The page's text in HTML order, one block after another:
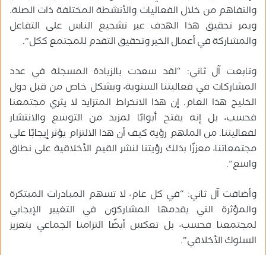
والتفاهم من خلال الفعاليات والأنشطة المختلفة ذات الصلة.
ويمر تحقيق هذا الهدف عبر تشجيع الناس على التفاعل
والمشاركة في أعمال الخير وتحقيق التقدم للمجتمع ككل”.
وتابعت آل ثاني: “لقد سعدت بالزيادة المسجلة في عدد
المشاركات في فعاليتنا السنوية، وبشكل خاص من قبل دول
الخليج هذا العام. إن هذا الانخراط المتزايد لا يثري مجتمعنا
فحسب، بل إنه يفتح أبوابًا لمزيد من التوسع والانتشار
لفعاليتنا. من الملهم رؤية كيف أن هذا الالتزام يؤثر إيجابًا على
مجتمعاتنا، معززًا بذلك رؤيتنا لنشر القيم الأخلاقية على نطاق
واسع”.
وأضافت آل ثاني: “في كل عام، لا تسهم المبادرات المبتكرة
والمؤثرة التي يقدمها المشاركون في التغيير الإيجابي
لمجتمعنا فحسب، بل تعكس أيضًا التزامنا الجماعي بتعزيز
السلوك الأخلاقي”.